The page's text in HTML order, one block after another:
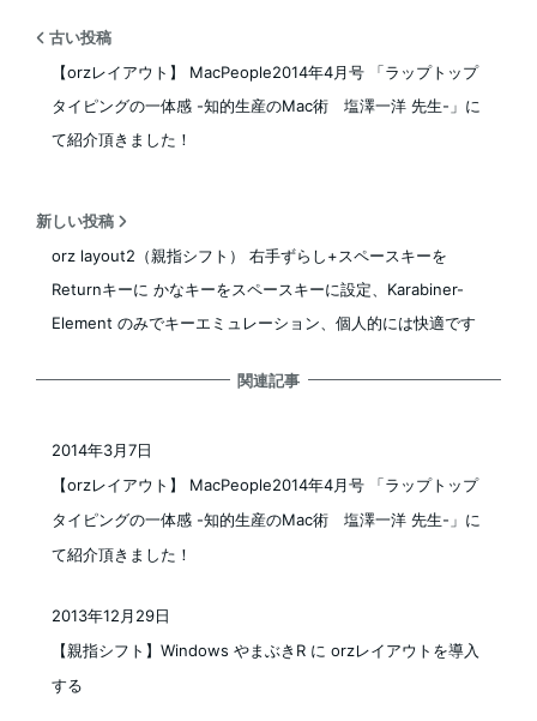
古い投稿
【orzレイアウト】 MacPeople2014年4月号 「ラップトップ
タイピングの一体感 -知的生産のMac術 塩澤一洋 先生-」に
て紹介頂きました！
新しい投稿
orz layout2（親指シフト） 右手ずらし+スペースキーを
Returnキーに かなキーをスペースキーに設定、Karabiner-
Element のみでキーエミュレーション、個人的には快適です
関連記事
【orzレイアウト】 MacPeople2014年4月号 「ラップトップ
タイピングの一体感 -知的生産のMac術 塩澤一洋 先生-」に
て紹介頂きました！
投稿日
2014年3月7日
【親指シフト】Windows やまぶきR に orzレイアウトを導入
する
2013年12月29日